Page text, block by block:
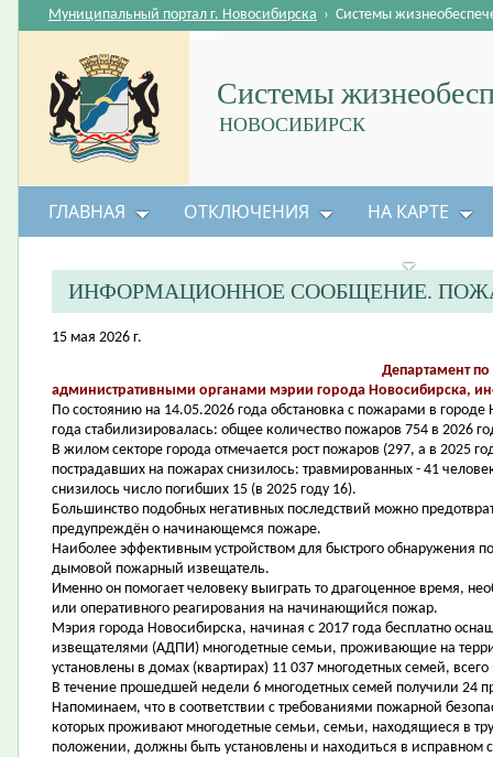
Системы
НОВОСИБИРСК
Муниципальный портал г. Новосибирска › Системы
ГЛАВНАЯ ОТКЛЮЧЕНИЯ НА КАРТЕ
ИНФОРМАЦИОННОЕ СООБЩЕНИЕ.
15 мая 2026 г.
Департамент
административными органами мэрии города Новосибирска,
По состоянию на 14.05.2026 года обстановка с пожарами в
года стабилизировалась: общее количество пожаров 754 в 2026
В жилом секторе города отмечается рост пожаров (297, а в 2025
пострадавших на пожарах снизилось: травмированных - 41
снизилось число погибших 15 (в 2025 году 16).
Большинство подобных негативных последствий можно
предупреждён о начинающемся пожаре.
Наиболее эффективным устройством для быстрого обнаружения
дымовой пожарный извещатель.
Именно он помогает человеку выиграть то драгоценное время,
или оперативного реагирования на начинающийся пожар.
Мэрия города Новосибирска, начиная с 2017 года бесплатно
извещателями (АДПИ) многодетные семьи, проживающие на
установлены в домах (квартирах) 11 037 многодетных семей,
В течение прошедшей недели 6 многодетных семей получили 24
Напоминаем, что в соответствии с требованиями пожарной
которых проживают многодетные семьи, семьи, находящиеся в
положении, должны быть установлены и находиться в